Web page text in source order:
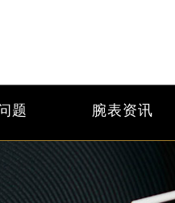
题 腕表资讯